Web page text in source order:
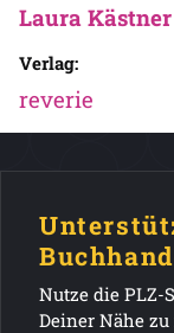
Laura Kästner
Verlag:
reverie
Nutze die PLZ-
Deiner Nähe